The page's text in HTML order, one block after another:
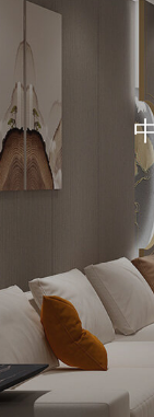
公司简介
公司新闻